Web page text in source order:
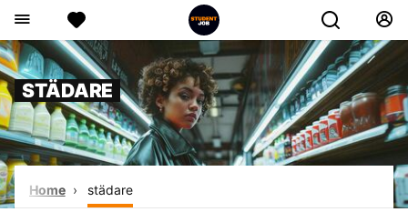
STÄDARE
Home städare